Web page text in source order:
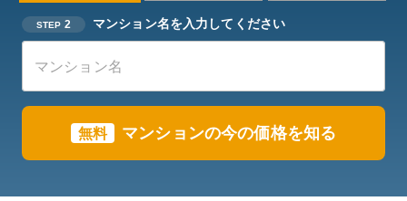
STEP 2 マンション名を入力してください
無料 マンションの今の価格を知る